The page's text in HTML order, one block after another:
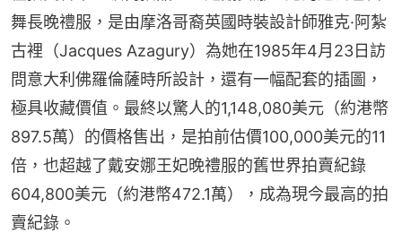
舞長晚禮服，是由摩洛哥裔英國時裝設計師雅克·阿紮
古裡（Jacques Azagury）為她在1985年4月23日訪
問意大利佛羅倫薩時所設計，還有一幅配套的插圖，
極具收藏價值。最終以驚人的1,148,080美元（約港幣
897.5萬）的價格售出，是拍前估價100,000美元的11
倍，也超越了戴安娜王妃晚禮服的舊世界拍賣紀錄
604,800美元（約港幣472.1萬），成為現今最高的拍
賣紀錄。